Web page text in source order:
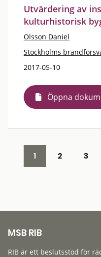
Utvärdering av
kulturhistorisk
Olsson Daniel
Stockholms
2017-05-10
Öppna
1 2 3
MSB RIB
RIB är ett beslutsstöd för